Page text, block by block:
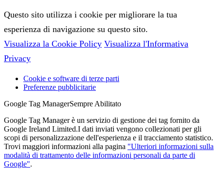
Questo sito utilizza i cookie per migliorare la tua
esperienza di navigazione su questo sito.
Visualizza la Cookie Policy Visualizza l'Informativa
Privacy
Cookie e software di terze parti
Preferenze pubblicitarie
Google Tag ManagerSempre Abilitato
Google Tag Manager è un servizio di gestione dei tag fornito da
Google Ireland Limited.I dati inviati vengono collezionati per gli
scopi di personalizzazione dell'esperienza e il tracciamento statistico.
Trovi maggiori informazioni alla pagina "Ulteriori informazioni sulla
modalità di trattamento delle informazioni personali da parte di
Google".